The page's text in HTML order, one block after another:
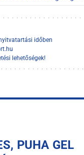
időben
lehetőségek!
PUHA GEL